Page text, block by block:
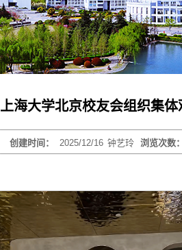
上海大学北京校友会组织集体
创建时间： 2025/12/16 钟艺玲 浏览次数：